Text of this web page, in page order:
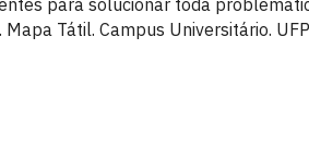
para solucionar toda
Tátil. Campus Universitário.